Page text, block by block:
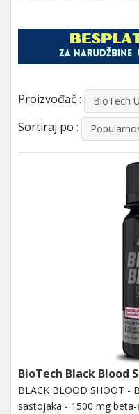
Proizvođač : BioTech
Sortiraj po :
BioTech Black Blood
BLACK BLOOD SHOOT -
sastojaka - 1500 mg